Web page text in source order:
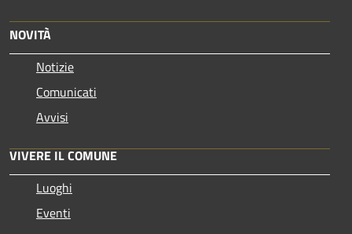
NOVITÀ
Notizie
Comunicati
Avvisi
VIVERE IL COMUNE
Luoghi
Eventi